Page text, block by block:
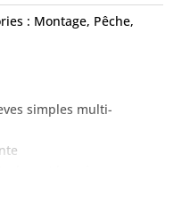
: Montage, Pêche,
simples multi-